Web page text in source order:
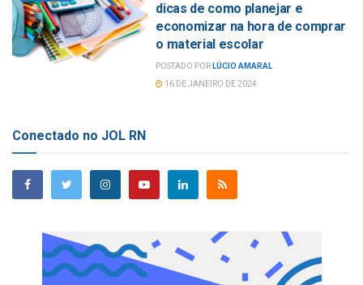
dicas de como planejar e
economizar na hora de comprar
o material escolar
POSTADO POR LÚCIO AMARAL
16 DE JANEIRO DE 2024
Conectado no JOL RN